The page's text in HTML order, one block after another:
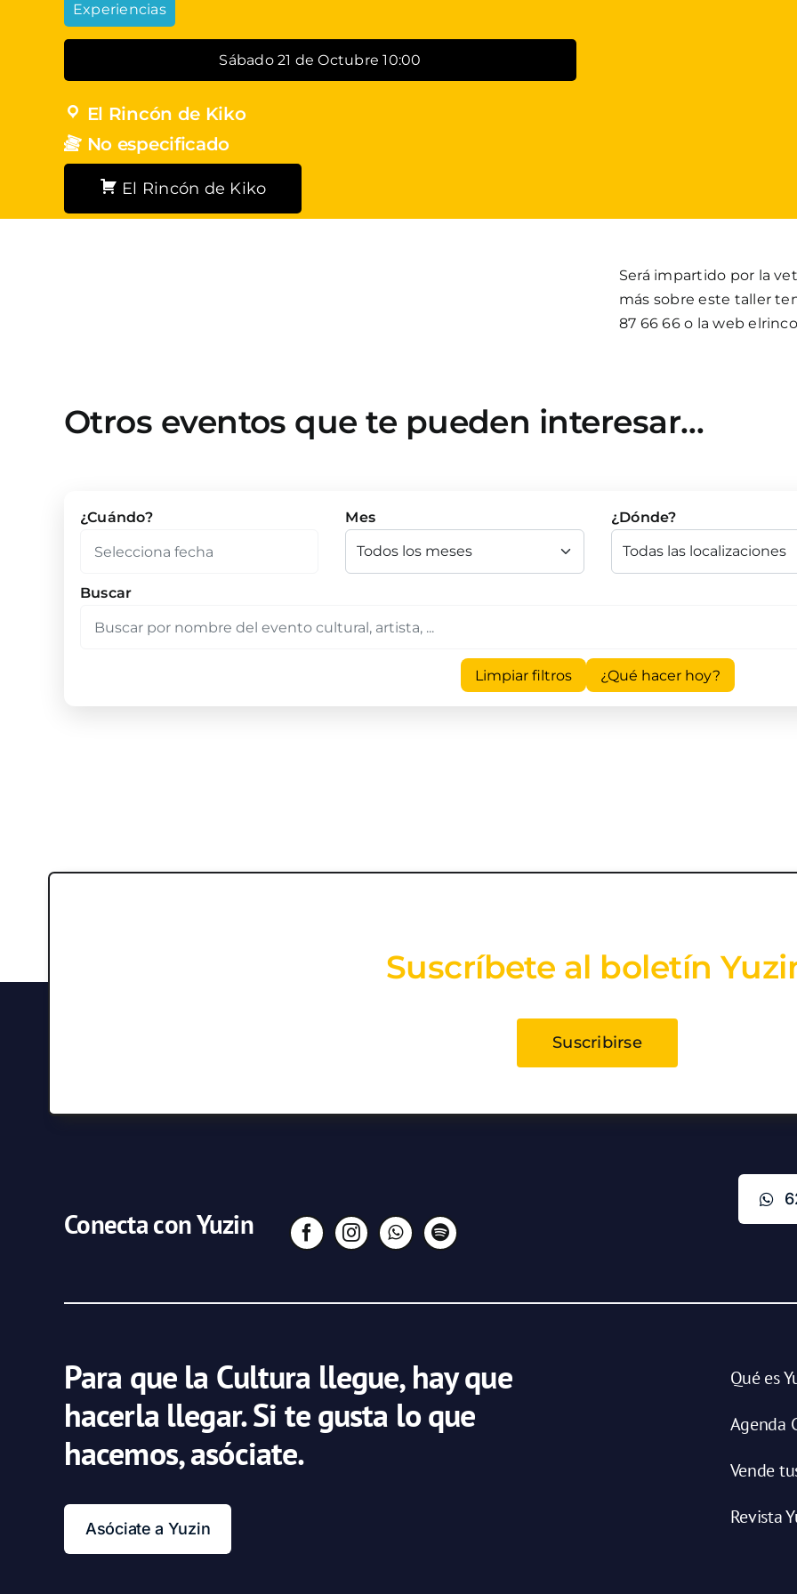
Experiencias
Sábado 21 de Octubre 10:00
El Rincón de Kiko
No especificado
El Rincón de Kiko
Será impartido por la
más sobre este taller
87 66 66 o la web
Otros eventos que te pueden interesar…
¿Cuándo? Mes ¿Dónde?
Buscar
Limpiar filtros ¿Qué hacer hoy?
Suscríbete al boletín
Suscribirse
Conecta con Yuzin
Para que la Cultura llegue, hay que
hacerla llegar. Si te gusta lo que
hacemos, asóciate.
Asóciate a Yuzin
Qué es
Agenda
Vende
Revista